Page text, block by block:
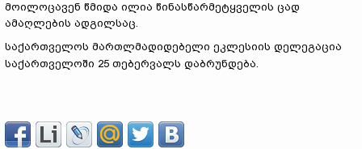
მოილოცავენ წმიდა ილია წინასწარმეტყველის ცად
ამაღლების ადგილსაც.
საქართველოს მართლმადიდებელი ეკლესიის დელეგაცია
საქართველოში 25 თებერვალს დაბრუნდება.